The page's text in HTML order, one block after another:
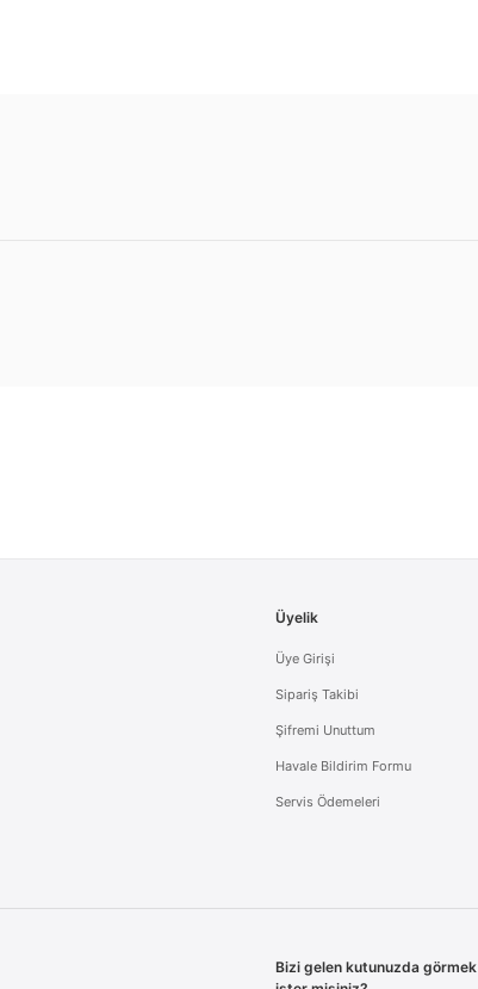
Üyelik
Üye Girişi
Sipariş Takibi
Şifremi Unuttum
Havale Bildirim Formu
Servis Ödemeleri
Bizi gelen kutunuzda görmek